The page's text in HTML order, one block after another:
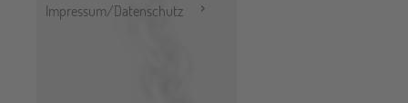
Impressum/Datenschutz